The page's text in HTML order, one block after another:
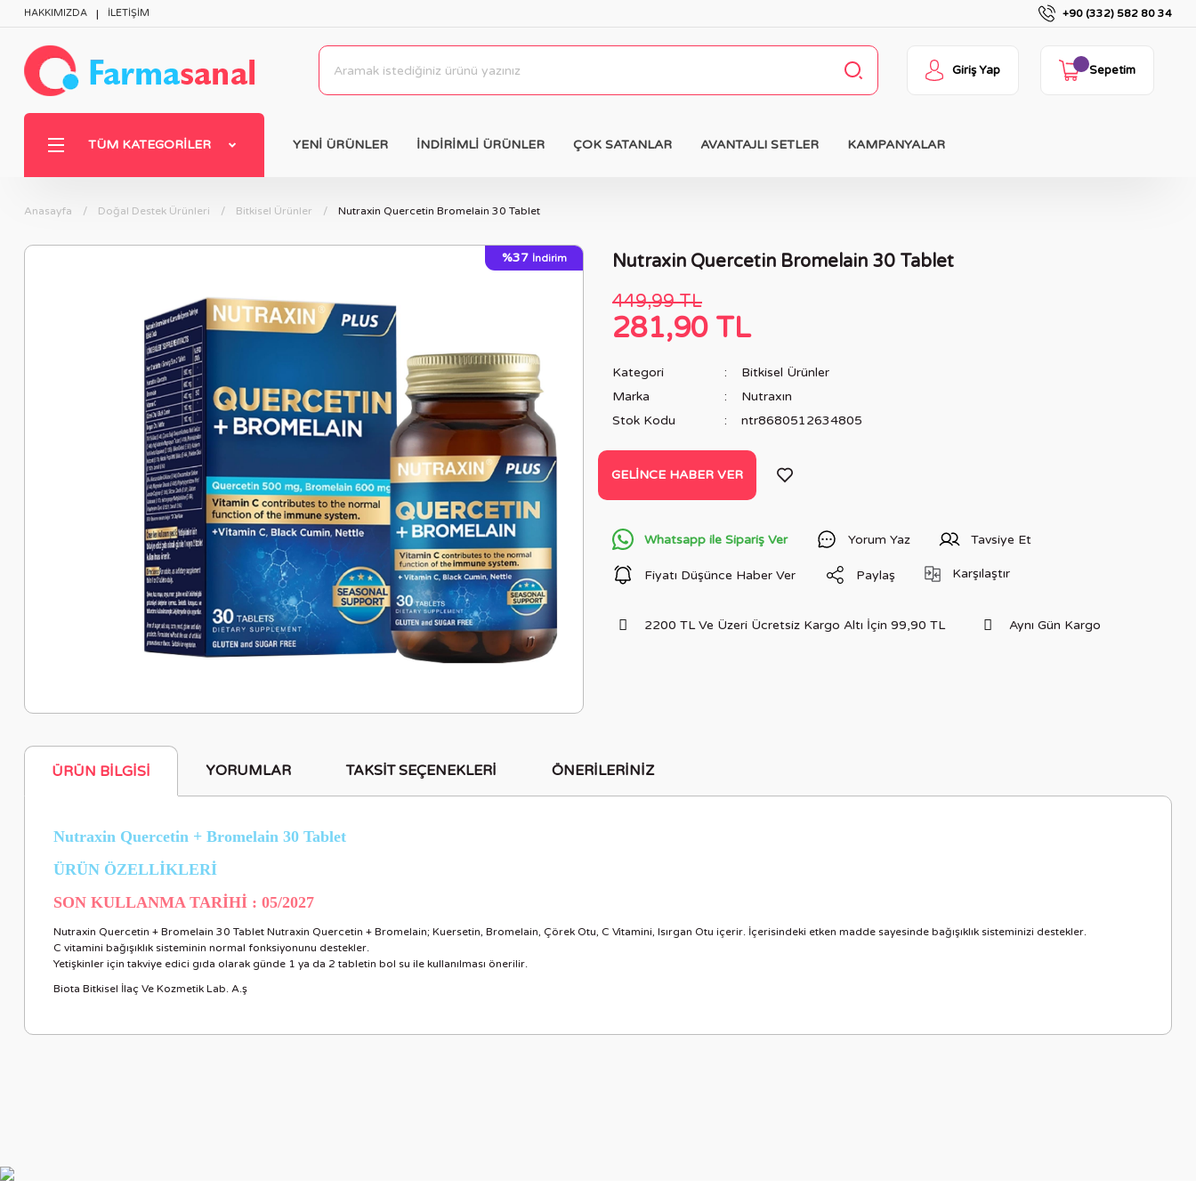
HAKKIMIZDA İLETİŞİM +90 (332) 582 80 34
Giriş Yap Sepetim
TÜM KATEGORILER YENİ ÜRÜNLER İNDİRİMLİ ÜRÜNLER ÇOK SATANLAR AVANTAJLI SETLER KAMPANYALAR
Anasayfa Doğal Destek Ürünleri Bitkisel Ürünler Nutraxin Quercetin Bromelain 30 Tablet
%37 İndirim
Nutraxin Quercetin Bromelain 30 Tablet
449,99 TL
281,90 TL
Kategori
Bitkisel Ürünler
Marka
Nutraxın
Stok Kodu
ntr8680512634805
GELINCE HABER VER
Whatsapp ile Sipariş Ver Yorum Yaz Tavsiye Et
Fiyatı Düşünce Haber Ver Paylaş Karşılaştır
2200 TL Ve Üzeri Ücretsiz Kargo Altı İçin 99,90 TL Aynı Gün Kargo
ÜRÜN BILGISI YORUMLAR TAKSIT SEÇENEKLERI ÖNERILERINIZ
Nutraxin Quercetin + Bromelain 30 Tablet
ÜRÜN ÖZELLİKLERİ
SON KULLANMA TARİHİ : 05/2027
Nutraxin Quercetin + Bromelain 30 Tablet Nutraxin Quercetin + Bromelain; Kuersetin, Bromelain, Çörek Otu, C Vitamini, Isırgan Otu içerir. İçerisindeki etken madde sayesinde bağışıklık sisteminizi destekler.
C vitamini bağışıklık sisteminin normal fonksiyonunu destekler.
Yetişkinler için takviye edici gıda olarak günde 1 ya da 2 tabletin bol su ile kullanılması önerilir.
Biota Bitkisel İlaç Ve Kozmetik Lab. A.ş